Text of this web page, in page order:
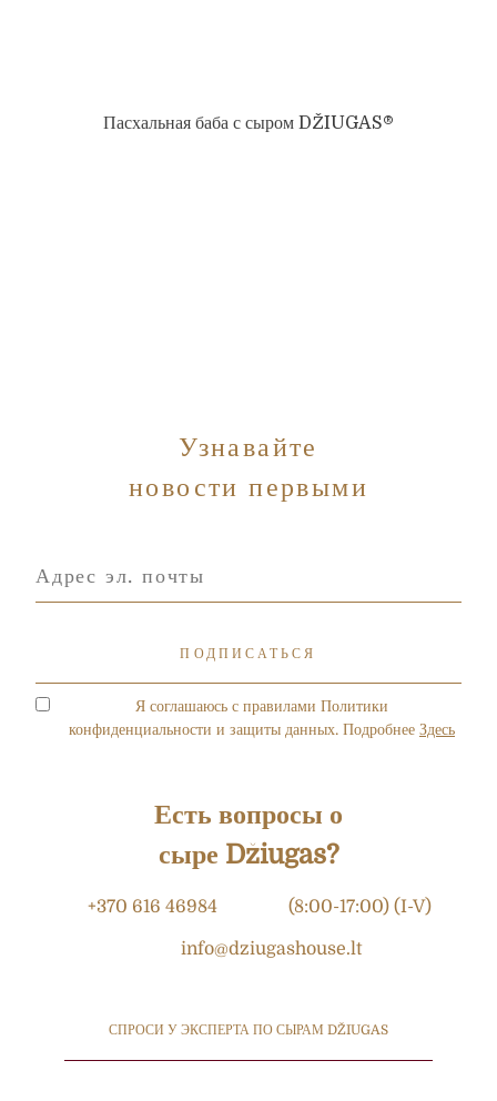
Пасхальная баба с сыром DŽIUGAS®
Узнавайте
новости первыми
Я соглашаюсь с правилами Политики
конфиденциальности и защиты данных. Подробнее Здесь
Есть вопросы о
сыре Džiugas?
+370 616 46984 (8:00-17:00) (I-V)
info@dziugashouse.lt
СПРОСИ У ЭКСПЕРТА ПО СЫРАМ DŽIUGAS